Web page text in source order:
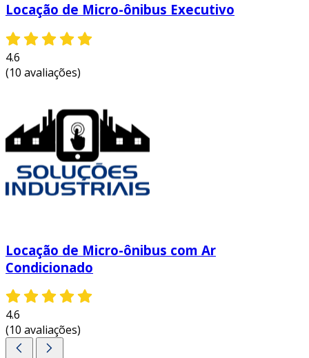
Locação de Micro-ônibus Executivo
4.6
(10 avaliações)
Locação de Micro-ônibus com Ar
Condicionado
4.6
(10 avaliações)